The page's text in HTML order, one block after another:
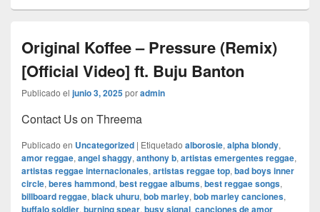
Original Koffee – Pressure (Remix)
[Official Video] ft. Buju Banton
Publicado el junio 3, 2025poradmin
Contact Us on Threema
Publicado en Uncategorized | Etiquetado alborosie, alpha blondy,
amor reggae, angel shaggy, anthony b, artistas emergentes reggae,
artistas reggae internacionales, artistas reggae top, bad boys inner
circle, beres hammond, best reggae albums, best reggae songs,
billboard reggae, black uhuru, bob marley, bob marley canciones,
buffalo soldier, burning spear, busy signal, canciones de amor